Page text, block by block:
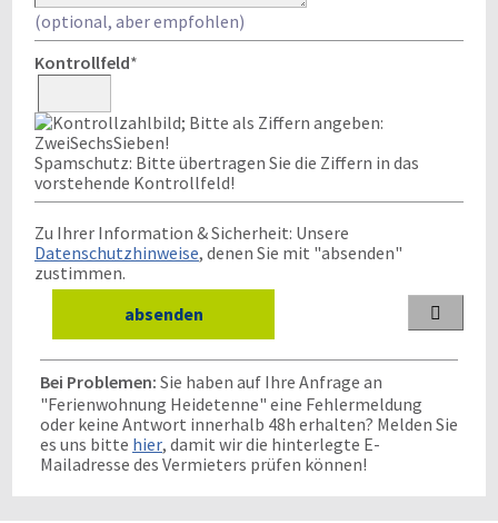
(optional, aber empfohlen)
Kontrollfeld*
Spamschutz: Bitte übertragen Sie die Ziffern in das
vorstehende Kontrollfeld!
Zu Ihrer Information & Sicherheit: Unsere
Datenschutzhinweise, denen Sie mit "absenden"
zustimmen.

Bei Problemen: Sie haben auf Ihre Anfrage an
"Ferienwohnung Heidetenne" eine Fehlermeldung
oder keine Antwort innerhalb 48h erhalten? Melden Sie
es uns bitte hier, damit wir die hinterlegte E-
Mailadresse des Vermieters prüfen können!